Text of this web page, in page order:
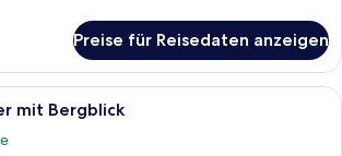
Preise für Reisedaten anzeigen
Ein Schlafzimmer mit einem großen
mit Bergblick